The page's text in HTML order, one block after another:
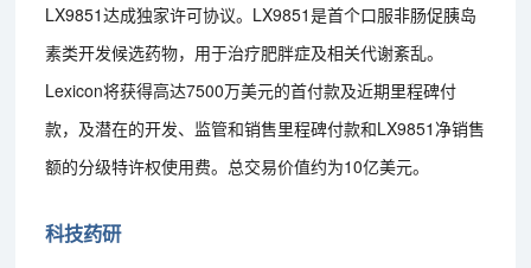
LX9851达成独家许可协议。LX9851是首个口服非肠促胰岛
素类开发候选药物，用于治疗肥胖症及相关代谢紊乱。
Lexicon将获得高达7500万美元的首付款及近期里程碑付
款，及潜在的开发、监管和销售里程碑付款和LX9851净销售
额的分级特许权使用费。总交易价值约为10亿美元。
科技药研